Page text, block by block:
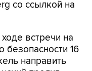
со ссылкой на
встречи на
16
направить